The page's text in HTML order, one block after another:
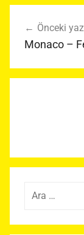
gezinmesi
Önceki
Monaco –
Arama: